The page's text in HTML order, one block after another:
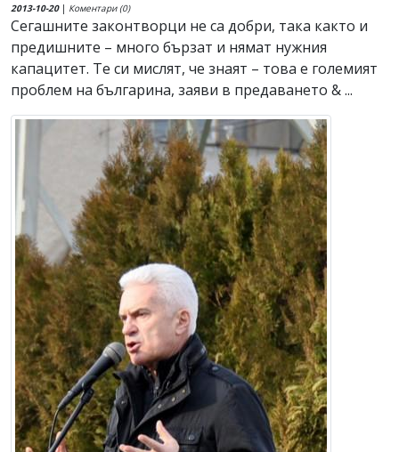
2013-10-20| Коментари (0)
Сегашните законтворци не са добри, така както и
предишните – много бързат и нямат нужния
капацитет. Те си мислят, че знаят – това е големият
проблем на българина, заяви в предаването & ...